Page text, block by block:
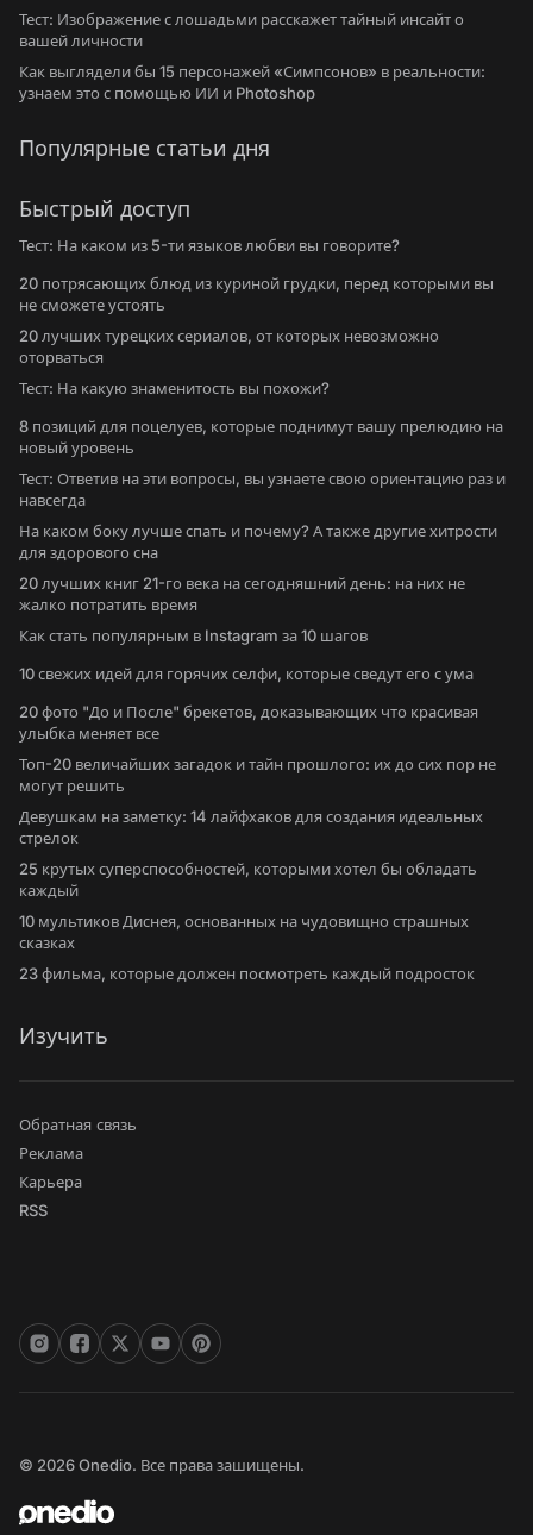
Тест: Изображение с лошадьми расскажет тайный инсайт о
вашей личности
Как выглядели бы 15 персонажей «Симпсонов» в реальности:
узнаем это с помощью ИИ и Photoshop
Популярные статьи дня
Быстрый доступ
Тест: На каком из 5-ти языков любви вы говорите?
20 потрясающих блюд из куриной грудки, перед которыми вы
не сможете устоять
20 лучших турецких сериалов, от которых невозможно
оторваться
Тест: На какую знаменитость вы похожи?
8 позиций для поцелуев, которые поднимут вашу прелюдию на
новый уровень
Тест: Ответив на эти вопросы, вы узнаете свою ориентацию раз и
навсегда
На каком боку лучше спать и почему? А также другие хитрости
для здорового сна
20 лучших книг 21-го века на сегодняшний день: на них не
жалко потратить время
Как стать популярным в Instagram за 10 шагов
10 свежих идей для горячих селфи, которые сведут его с ума
20 фото "До и После" брекетов, доказывающих что красивая
улыбка меняет все
Топ-20 величайших загадок и тайн прошлого: их до сих пор не
могут решить
Девушкам на заметку: 14 лайфхаков для создания идеальных
стрелок
25 крутых суперспособностей, которыми хотел бы обладать
каждый
10 мультиков Диснея, основанных на чудовищно страшных
сказках
23 фильма, которые должен посмотреть каждый подросток
Изучить
Обратная связь
Реклама
Карьера
RSS
© 2026 Onedio. Все права зашищены.